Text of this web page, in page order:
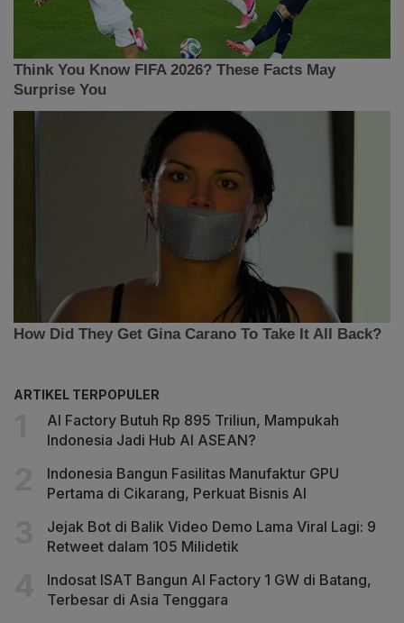
ARTIKEL TERPOPULER
AI Factory Butuh Rp 895 Triliun, Mampukah
Indonesia Jadi Hub AI ASEAN?
Indonesia Bangun Fasilitas Manufaktur GPU
Pertama di Cikarang, Perkuat Bisnis AI
Jejak Bot di Balik Video Demo Lama Viral Lagi: 9
Retweet dalam 105 Milidetik
Indosat ISAT Bangun AI Factory 1 GW di Batang,
Terbesar di Asia Tenggara